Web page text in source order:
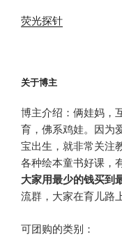
荧光探针
关于博主
博主介绍：俩娃妈，
育，佛系鸡娃。因为
宝出生，就非常关注
各种绘本童书好课，
大家用最少的钱买到
流群，大家在育儿路
可团购的类别：